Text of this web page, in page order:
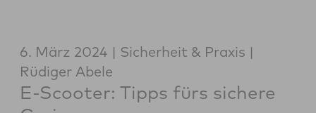
6. März 2024
Sicherheit & Praxis
Rüdiger Abele
E-Scooter: Tipps fürs sichere